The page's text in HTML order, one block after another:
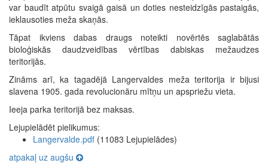
var baudīt atpūtu svaigā gaisā un doties nesteidzīgās pastaigās,
ieklausoties meža skaņās.
Tāpat ikviens dabas draugs noteikti novērtēs saglabātās
bioloģiskās daudzveidības vērtības dabiskas mežaudzes
teritorijās.
Zināms arī, ka tagadējā Langervaldes meža teritorija ir bijusi
slavena 1905. gada revolucionāru mītņu un apspriežu vieta.
Ieeja parka teritorijā bez maksas.
Lejupielādēt pielikumus:
Langervalde.pdf (11083 Lejupielādes)
atpakaļ uz augšu